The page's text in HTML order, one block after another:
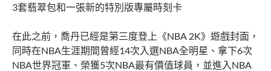
3套翡翠包和一張新的特別版專屬時刻卡
在此之前，喬丹已經是第三度登上《NBA 2K》遊戲封面，
同時在NBA生涯期間曾經14次入選NBA全明星、拿下6次
NBA世界冠軍、榮獲5次NBA最有價值球員，並進入NBA